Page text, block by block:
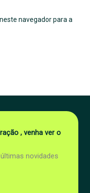
navegador para a
, venha ver o
novidades